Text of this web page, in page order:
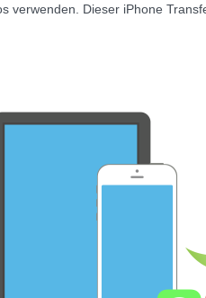
verwenden. Dieser iPhone